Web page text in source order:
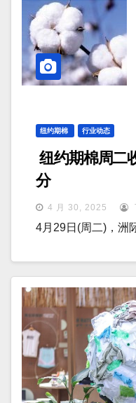
纽约期棉 行业动态
纽约期棉周二
分
4 月 30, 2025
4月29日(周二)，洲